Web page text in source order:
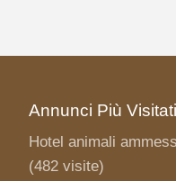
Annunci Più Visitati
Hotel animali
(482 visite)